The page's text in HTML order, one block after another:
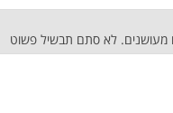
מעושנים. לא סתם תבשיל פשוט